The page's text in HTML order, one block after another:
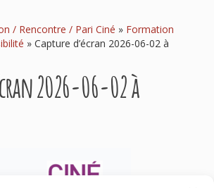
/ Rencontre / Pari Ciné » Formation
» Capture d’écran 2026-06-02 à
2026-06-02 à